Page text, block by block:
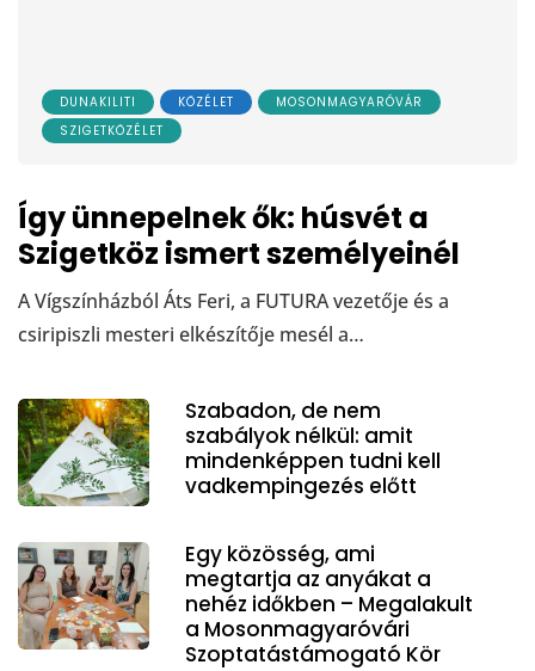
DUNAKILITI KÖZÉLET
MOSONMAGYARÓVÁR
SZIGETKÖZÉLET
Így ünnepelnek ők: húsvét a
Szigetköz ismert személyeinél
A Vígszínházból Áts Feri, a FUTURA vezetője és a
csiripiszli mesteri elkészítője mesél a…
Szabadon, de nem
szabályok nélkül: amit
mindenképpen tudni kell
vadkempingezés előtt
Egy közösség, ami
megtartja az anyákat a
nehéz időkben – Megalakult
a Mosonmagyaróvári
Szoptatástámogató Kör